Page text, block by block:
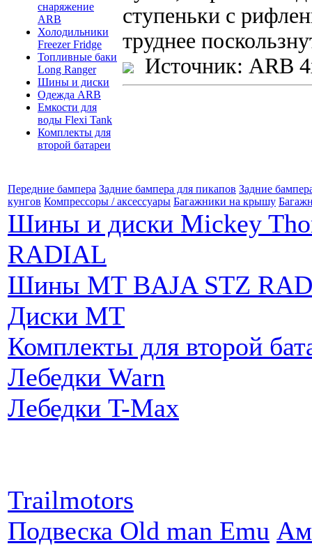
снаряжение
ARB
Холодильники
Freezer Fridge
Топливные баки
Long Ranger
Шины и диски
Одежда ARB
Емкости для
воды Flexi Tank
Комплекты для
второй батареи
ступеньки с
труднее
Источник: ARB
Передние бампера Задние бампера для пикапов Задние
кунгов Компрессоры / аксессуары Багажники на крышу
Шины и диски Mickey
RADIAL
Шины MT BAJA STZ
Диски MT
Комплекты для второй
Лебедки Warn
Лебедки T-Max
Trailmotors
Подвеска Old man Emu